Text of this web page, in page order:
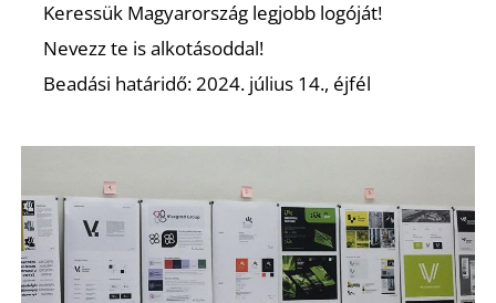
Keressük Magyarország legjobb logóját!
Nevezz te is alkotásoddal!
Beadási határidő: 2024. július 14., éjfél